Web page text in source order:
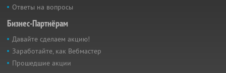
Ответы на вопросы
Бизнес-Партнёрам
Давайте сделаем акцию!
Заработайте, как Вебмастер
Прошедшие акции